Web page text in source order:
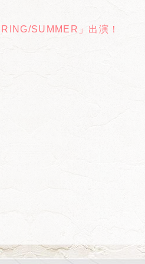
SUMMER」出演！